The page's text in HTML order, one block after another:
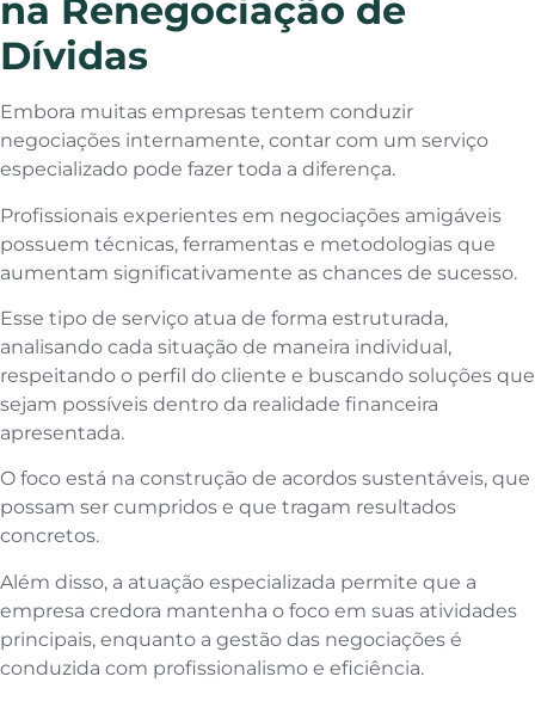
na Renegociação de
Dívidas
Embora muitas empresas tentem conduzir
negociações internamente, contar com um serviço
especializado pode fazer toda a diferença.
Profissionais experientes em negociações amigáveis
possuem técnicas, ferramentas e metodologias que
aumentam significativamente as chances de sucesso.
Esse tipo de serviço atua de forma estruturada,
analisando cada situação de maneira individual,
respeitando o perfil do cliente e buscando soluções que
sejam possíveis dentro da realidade financeira
apresentada.
O foco está na construção de acordos sustentáveis, que
possam ser cumpridos e que tragam resultados
concretos.
Além disso, a atuação especializada permite que a
empresa credora mantenha o foco em suas atividades
principais, enquanto a gestão das negociações é
conduzida com profissionalismo e eficiência.